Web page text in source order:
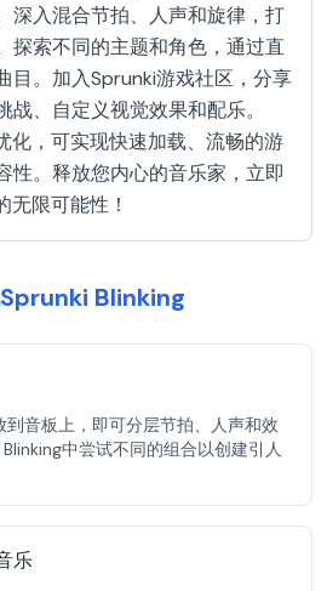
深入混合节拍、人声和旋律，打
探索不同的主题和角色，通过直
目。加入Sprunki游戏社区，分享
、自定义视觉效果和配乐。
化，可实现快速加载、流畅的游
性。释放您内心的音乐家，立即
无限可能性！
Blinking
到音板上，即可分层节拍、人声和效
中尝试不同的组合以创建引人
乐